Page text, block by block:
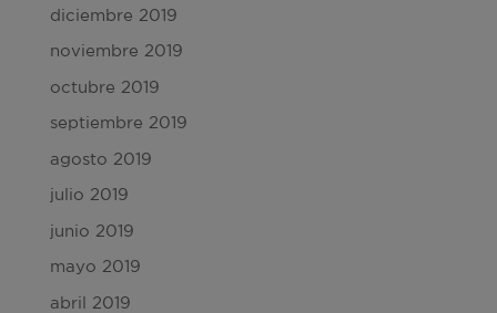
diciembre 2019
noviembre 2019
octubre 2019
septiembre 2019
agosto 2019
julio 2019
junio 2019
mayo 2019
abril 2019